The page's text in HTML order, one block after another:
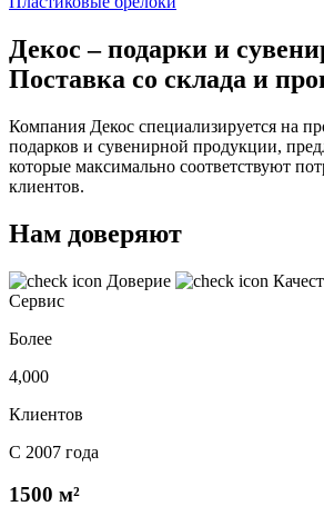
Декос – подарки и
Поставка со склада и
Компания Декос специализируется на
подарков и сувенирной продукции,
которые максимально соответствуют
клиентов.
Нам доверяют
Доверие
Сервис
Более
4,000
Клиентов
С 2007 года
1500 м²